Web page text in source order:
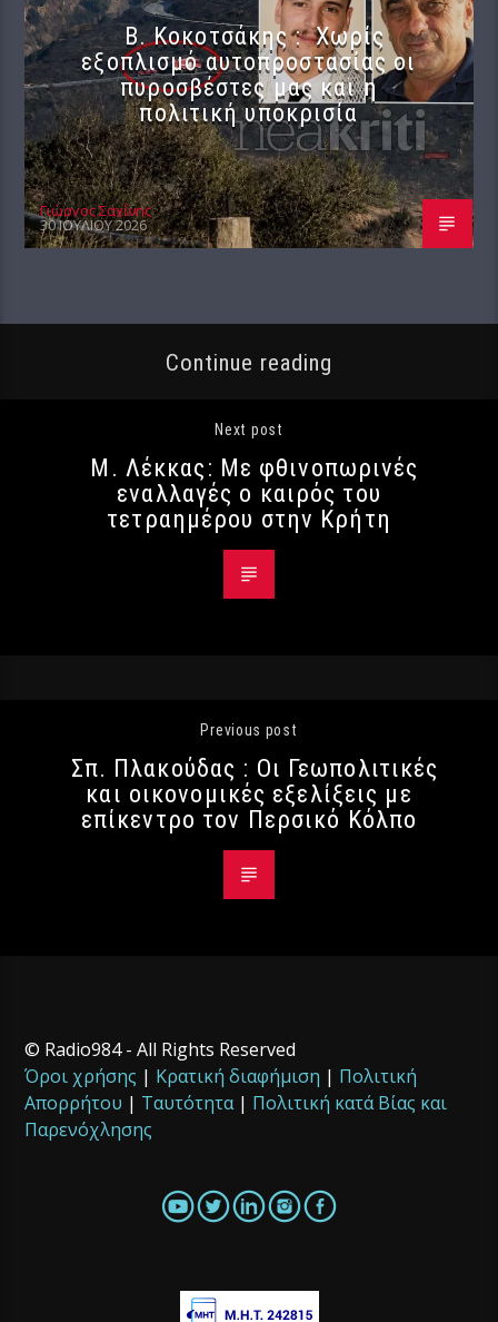
Β. Κοκοτσάκης : Χωρίς
εξοπλισμό αυτοπροστασίας οι
πυροσβέστες μας και η
πολιτική υποκρισία
Γιώργος Σαχίνης
30 ΙΟΥΛΊΟΥ 2026
Continue reading
Next post
Μ. Λέκκας: Με φθινοπωρινές
εναλλαγές ο καιρός του
τετραημέρου στην Κρήτη
Previous post
Σπ. Πλακούδας : Οι Γεωπολιτικές
και οικονομικές εξελίξεις με
επίκεντρο τον Περσικό Κόλπο
© Radio984 - All Rights Reserved
Όροι χρήσης | Κρατική διαφήμιση | Πολιτική
Απορρήτου | Ταυτότητα| Πολιτική κατά Βίας και
Παρενόχλησης